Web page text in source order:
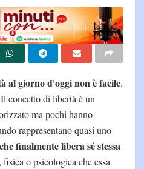
al giorno d'oggi non è facile.
concetto di libertà è un
ma pochi hanno
rappresentano quasi uno
finalmente libera sé stessa
, fisica o psicologica che essa